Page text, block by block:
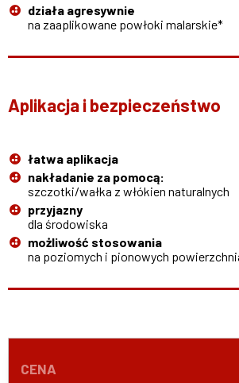
działa agresywnie
na zaaplikowane powłoki malarskie*
Aplikacja i bezpieczeństwo
łatwa aplikacja
nakładanie za pomocą:
szczotki/wałka z włókien naturalnych
przyjazny
dla środowiska
możliwość stosowania
na poziomych i pionowych
CENA